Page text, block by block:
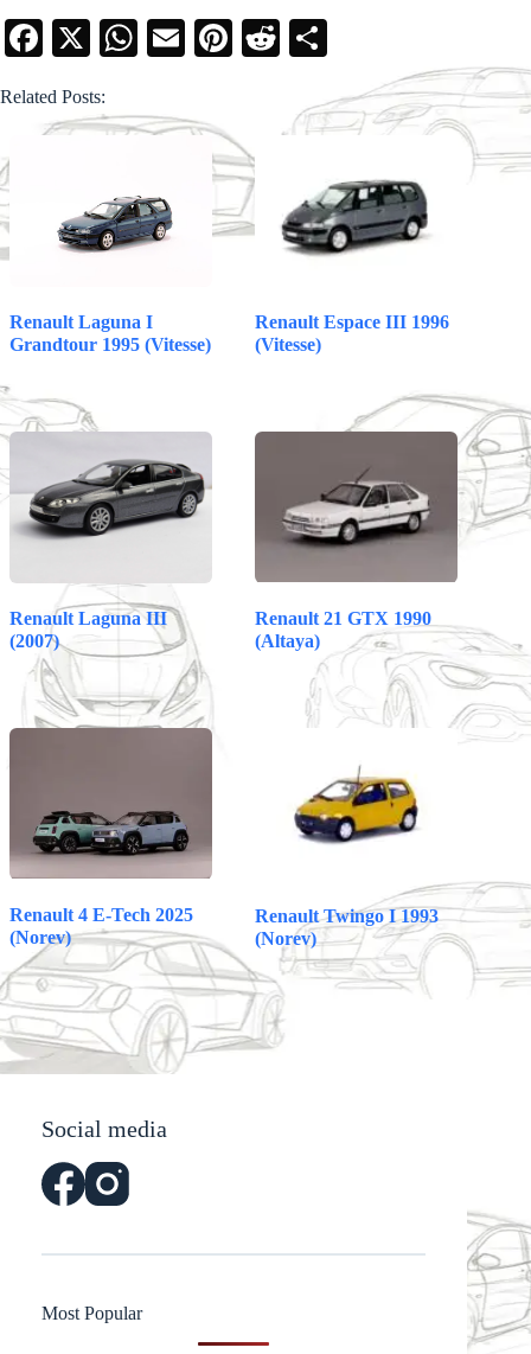
Fa
bo
X
W
ts
pp
E
ail
Pi
es
t
R
di re
Related Posts:
Renault Laguna I
Grandtour 1995 (Vitesse)
Renault Espace III 1996
(Vitesse)
Renault Laguna III
(2007)
Renault 21 GTX 1990
(Altaya)
Renault 4 E-Tech 2025
(Norev)
Renault Twingo I 1993
(Norev)
Social media
Most Popular